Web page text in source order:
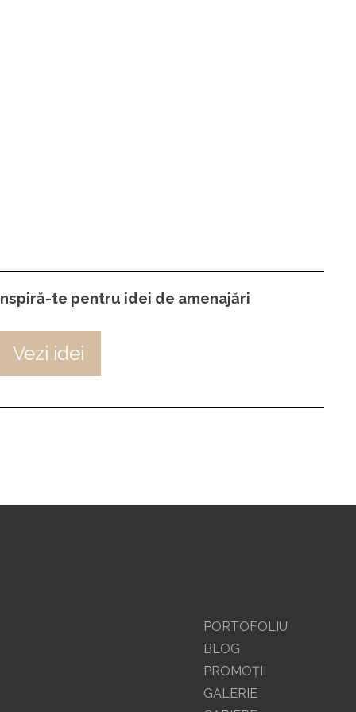
te pentru idei de amenajări
Vezi idei
PORTOFOLIU
BLOG
PROMOŢII
GALERIE